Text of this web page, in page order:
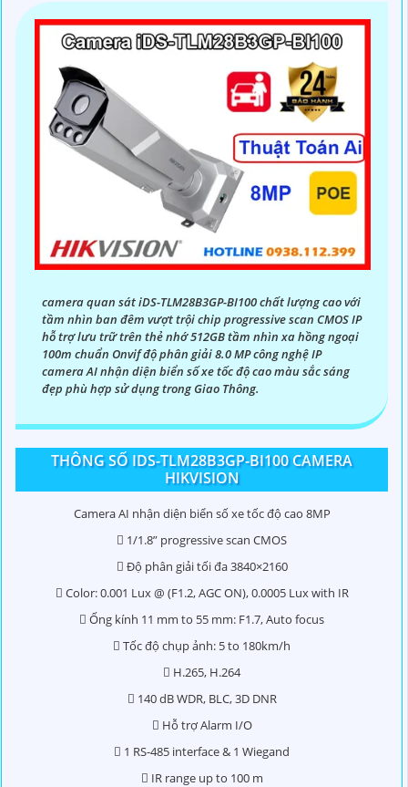
ninh, đội ngũ kỹ thuật viên của chúng tôi cam kết sẽ mang
đến cho quý vị những giải pháp an ninh hiệu quả, đáng tin
cậy và tiết kiệm chi phí.
Camera của Hikvision được biết đến là một trong những
thương hiệu hàng đầu thế giới về giải pháp an ninh video.
Với các tính năng và công nghệ tiên tiến, camera Hikvision
không chỉchắc chắnchất lượng hình ảnh sắc nét mà còn
đem đến sự tin cậy và an toàn cho dự án của quý vị.
Nếu quý vị quan tâm đến việc lắp đặt camera Hikvision giá
rẻ và chuyên nghiệp cho dự án của mình, chúng tôi luôn
sẵn lòng hỗ trợ và tư vấn cho quý vị.
camera quan sát iDS-TLM28B3GP-BI100 chất lượng cao với
tầm nhìn ban đêm vượt trội chip progressive scan CMOS IP
hỗ trợ lưu trữ trên thẻ nhớ 512GB tầm nhìn xa hồng ngoại
100m chuẩn Onvif độ phân giải 8.0 MP công nghệ IP
camera AI nhận diện biển số xe tốc độ cao màu sắc sáng
đẹp phù hợp sử dụng trong Giao Thông.
THÔNG SỐ IDS-TLM28B3GP-BI100 CAMERA
HIKVISION
Camera AI nhận diện biển số xe tốc độ cao 8MP
 1/1.8” progressive scan CMOS
 Độ phân giải tối đa 3840×2160
 Color: 0.001 Lux @ (F1.2, AGC ON), 0.0005 Lux with IR
 Ống kính 11 mm to 55 mm: F1.7, Auto focus
 Tốc độ chụp ảnh: 5 to 180km/h
 H.265, H.264
 140 dB WDR, BLC, 3D DNR
 Hỗ trợ Alarm I/O
 1 RS-485 interface & 1 Wiegand
 IR range up to 100 m